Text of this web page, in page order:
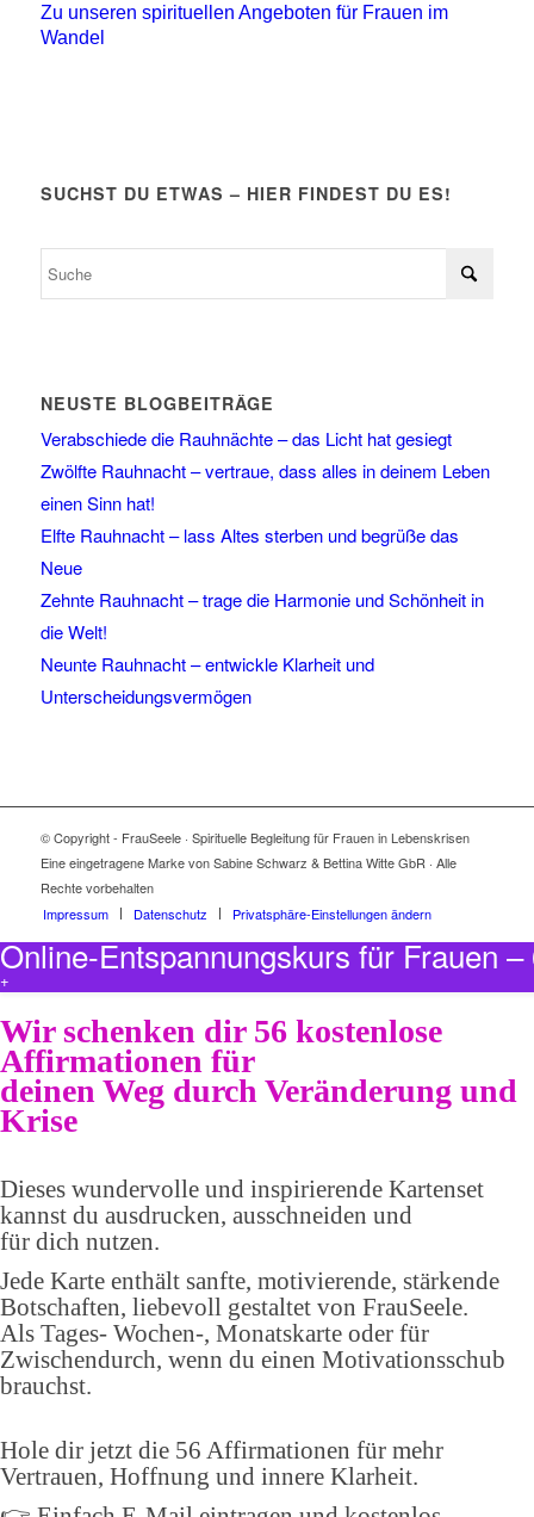
Zu unseren spirituellen Angeboten für Frauen im
Wandel
SUCHST DU ETWAS – HIER FINDEST DU ES!
NEUSTE BLOGBEITRÄGE
Verabschiede die Rauhnächte – das Licht hat gesiegt
Zwölfte Rauhnacht – vertraue, dass alles in deinem Leben
einen Sinn hat!
Elfte Rauhnacht – lass Altes sterben und begrüße das
Neue
Zehnte Rauhnacht – trage die Harmonie und Schönheit in
die Welt!
Neunte Rauhnacht – entwickle Klarheit und
Unterscheidungsvermögen
© Copyright - FrauSeele · Spirituelle Begleitung für Frauen in Lebenskrisen
Eine eingetragene Marke von Sabine Schwarz & Bettina Witte GbR · Alle
Rechte vorbehalten
Impressum
Datenschutz Privatsphäre-Einstellungen ändern
Online-Entspannungskurs für Frauen
+
Wir schenken dir 56 kostenlose
Affirmationen für
deinen Weg durch Veränderung und
Krise
Dieses wundervolle und inspirierende Kartenset
kannst du ausdrucken, ausschneiden und
für dich nutzen.
Jede Karte enthält sanfte, motivierende, stärkende
Botschaften, liebevoll gestaltet von FrauSeele.
Als Tages- Wochen-, Monatskarte oder für
Zwischendurch, wenn du einen Motivationsschub
brauchst.
Hole dir jetzt die 56 Affirmationen für mehr
Vertrauen, Hoffnung und innere Klarheit.